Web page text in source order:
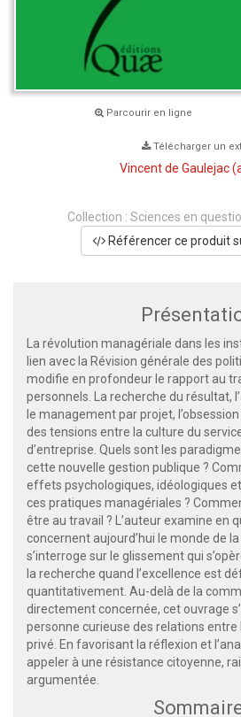
Parcourir en ligne
Télécharger un
Vincent de Gaulejac
Collection : Sciences en
Référencer ce produit
La révolution managériale dans les
lien avec la Révision générale des
modifie en profondeur le rapport au
personnels. La recherche du résultat,
le management par projet,
des tensions entre la culture du
d’entreprise. Quels sont les
cette nouvelle gestion publique ?
effets psychologiques, idéologiques
ces pratiques managériales ?
être au travail ? L’auteur examine en
concernent aujourd’hui le monde de la
s’interroge sur le glissement qui
la recherche quand l’excellence est
quantitativement. Au-delà de la
directement concernée, cet ouvrage
personne curieuse des relations
privé. En favorisant la réflexion et
appeler à une résistance citoyenne,
argumentée.